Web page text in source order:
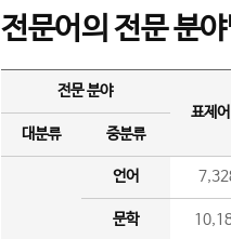
전문어의 전문 분
전문 분야
표제
대분류
중분류
언어
문학